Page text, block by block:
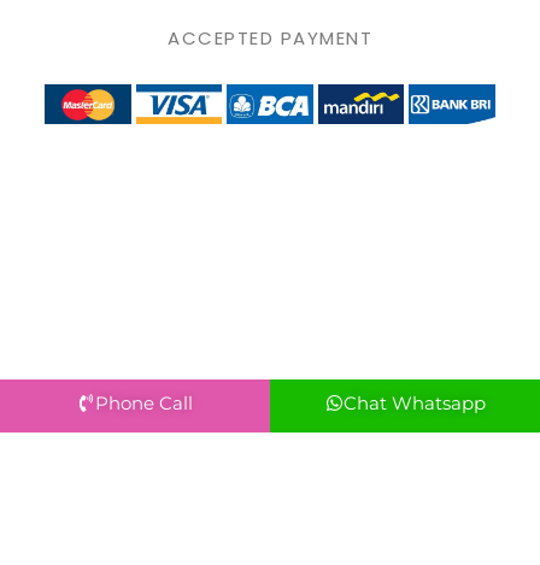
ACCEPTED PAYMENT
Phone Call Chat Whatsapp